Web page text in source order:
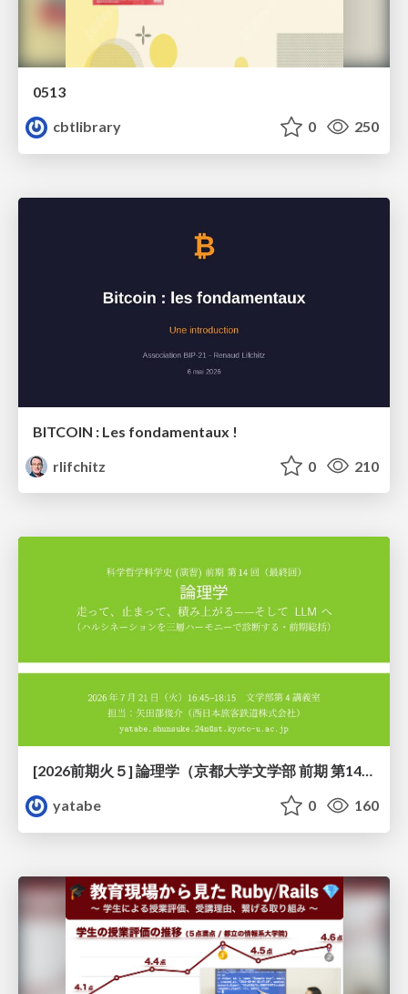
0513
cbtlibrary
0 250
BITCOIN : Les fondamentaux !
rlifchitz
0 210
[2026前期火５] 論理学（京都大学文学部 前期 第14回）「計算は、証明ではない——ハルシネーションを三層ハーモニーで診る」
yatabe
0 160